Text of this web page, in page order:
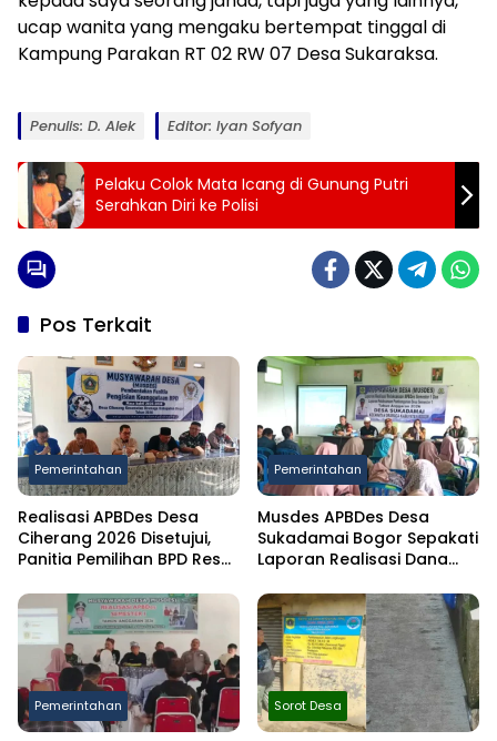
ucap wanita yang mengaku bertempat tinggal di
Kampung Parakan RT 02 RW 07 Desa Sukaraksa.
Penulis: D. Alek Editor: Iyan Sofyan
Pelaku Colok Mata Icang di Gunung Putri
Serahkan Diri ke Polisi
Pos Terkait
Pemerintahan
Realisasi APBDes Desa
Ciherang 2026 Disetujui,
Panitia Pemilihan BPD Resmi
Pemerintahan
Musdes APBDes Desa
Sukadamai Bogor Sepakati
Laporan Realisasi Dana
Pemerintahan Sorot Desa